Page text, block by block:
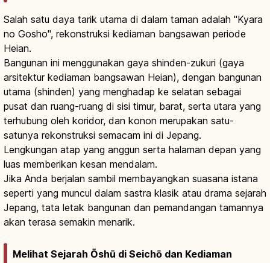
Salah satu daya tarik utama di dalam taman adalah "Kyara
no Gosho", rekonstruksi kediaman bangsawan periode
Heian.
Bangunan ini menggunakan gaya shinden-zukuri (gaya
arsitektur kediaman bangsawan Heian), dengan bangunan
utama (shinden) yang menghadap ke selatan sebagai
pusat dan ruang-ruang di sisi timur, barat, serta utara yang
terhubung oleh koridor, dan konon merupakan satu-
satunya rekonstruksi semacam ini di Jepang.
Lengkungan atap yang anggun serta halaman depan yang
luas memberikan kesan mendalam.
Jika Anda berjalan sambil membayangkan suasana istana
seperti yang muncul dalam sastra klasik atau drama sejarah
Jepang, tata letak bangunan dan pemandangan tamannya
akan terasa semakin menarik.
Melihat Sejarah Ōshū di Seichō dan Kediaman